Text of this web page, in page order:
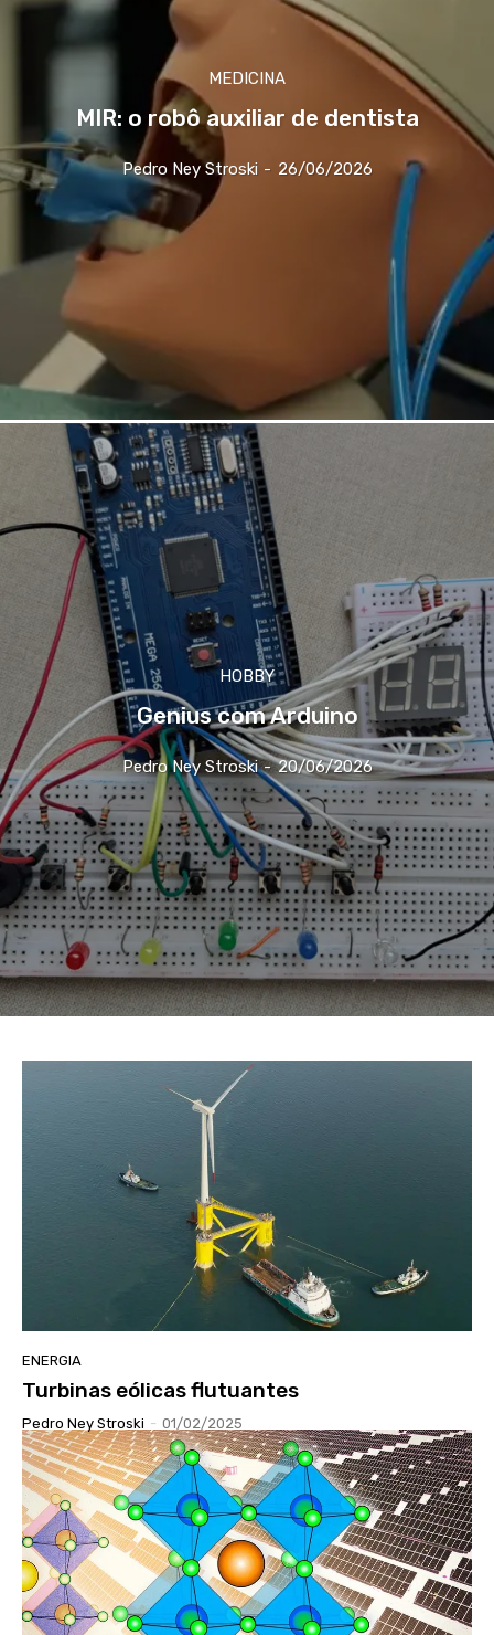
MEDICINA
MIR: o robô auxiliar de dentista
Pedro Ney Stroski - 26/06/2026
HOBBY
Genius com Arduino
Pedro Ney Stroski - 20/06/2026
ENERGIA
Turbinas eólicas flutuantes
Pedro Ney Stroski - 01/02/2025